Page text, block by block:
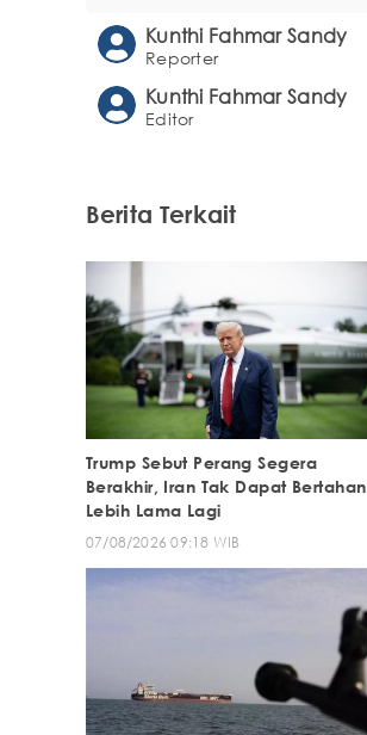
Kunthi Fahmar Sandy
Reporter
Kunthi Fahmar Sandy
Editor
Berita Terkait
Trump Sebut Perang Segera
Berakhir, Iran Tak Dapat Bertahan
Lebih Lama Lagi
07/08/2026 09:18 WIB